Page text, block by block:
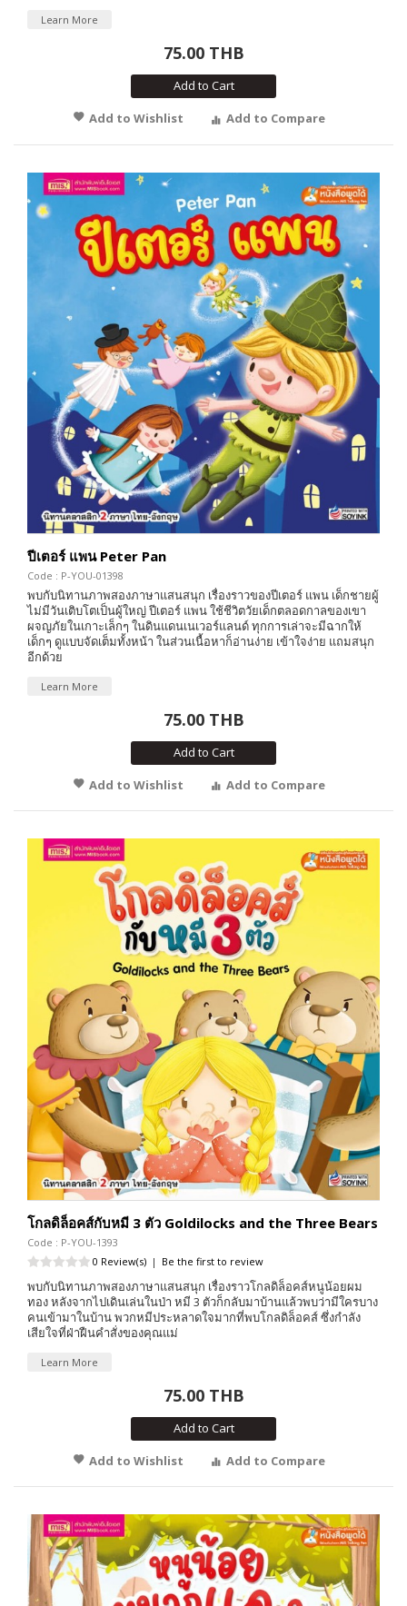
Learn More
75.00 THB
Add to Cart
Add to Wishlist
Add to Compare
ปีเตอร์ แพน Peter Pan
Code : P-YOU-01398
พบกับนิทานภาพสองภาษาแสนสนุก เรื่องราวของปีเตอร์ แพน เด็กชายผู้
ไม่มีวันเติบโตเป็นผู้ใหญ่ ปีเตอร์ แพน ใช้ชีวิตวัยเด็กตลอดกาลของเขา
ผจญภัยในเกาะเล็กๆ ในดินแดนเนเวอร์แลนด์ ทุกการเล่าจะมีฉากให้
เด็กๆ ดูแบบจัดเต็มทั้งหน้า ในส่วนเนื้อหาก็อ่านง่าย เข้าใจง่าย แถมสนุก
อีกด้วย
Learn More
75.00 THB
Add to Cart
Add to Wishlist
Add to Compare
โกลดิล็อคส์กับหมี 3 ตัว Goldilocks and the Three Bears
Code : P-YOU-1393
0 Review(s) | Be the first to review
พบกับนิทานภาพสองภาษาแสนสนุก เรื่องราวโกลดิล็อคส์หนูน้อยผม
ทอง หลังจากไปเดินเล่นในป่า หมี 3 ตัวก็กลับมาบ้านแล้วพบว่ามีใครบาง
คนเข้ามาในบ้าน พวกหมีประหลาดใจมากที่พบโกลดิล็อคส์ ซึ่งกำลัง
เสียใจที่ฝ่าฝืนคำสั่งของคุณแม่
Learn More
75.00 THB
Add to Cart
Add to Wishlist
Add to Compare